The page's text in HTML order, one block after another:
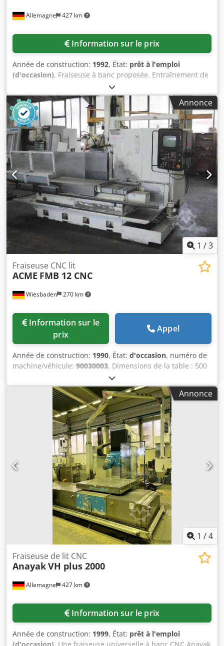
Allemagne 427 km
Information sur le prix
Année de construction: 1992, État: prêt à l'emploi
(d'occasion), Fraiseuse à banc proposée. Entraînement de
broche : 25 kW, surface de table X/Y : 1250 mm/500 mm,
courses X/Y/Z : 1000 mm/500 mm/600 mm, porte-outil : ISO
40, avance : 0 mm - 3000 mm/min. Équipée d’une
commande CNC, d’un système de refroidissement, d’une
manivelle électronique, poids de la machine : env. 4200 kg,
dimensions de la machine X/Y/Z : env. 2800 mm/2400
mm/2500 mm. Visite possible sur rendez-vous. Dkedey
Taubjpfx Afxsr
Annonce
1 /3
Wiesbaden 270 km
Fraiseuse CNC lit
ACME FMB 12 CNC
prix
Appel
Année de construction: 1990, État: d'occasion, numéro de
machine/véhicule: 90030003, Dimensions de la table : 500
x 1200 mm Course en X : 1000 mm Dkodpfx Ae Npwfjfxor
Course en Y : 550 mm Course en Z : 600 mm Interface de
broche : ISO 40 Vitesses de broche : 60 - 2700 tr/min
Puissance du moteur de broche : 10 kW Raccordement
électrique : 380 V, 20 kVA Encombrement : 3200 x 2800 x
2650 mm Poids : 7,3 t
Annonce
1 /4
Allemagne 427 km
Fraiseuse de lit CNC
AnayakVH plus 2000
Information sur le prix
Année de construction: 1999, État: prêt à l'emploi